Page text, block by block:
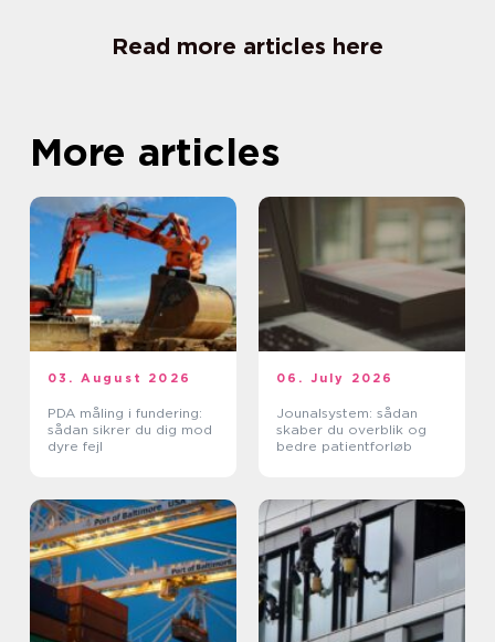
Read more articles here
More articles
03. August 2026
PDA måling i fundering:
sådan sikrer du dig mod
dyre fejl
06. July 2026
Jounalsystem: sådan
skaber du overblik og
bedre patientforløb